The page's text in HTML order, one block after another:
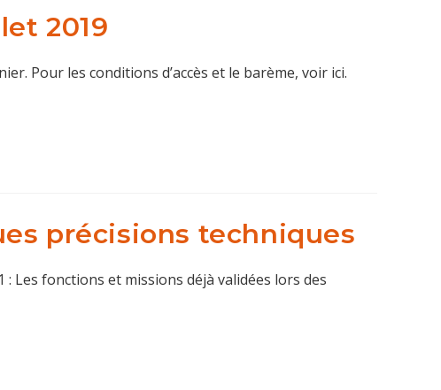
2019
Pour les conditions d’accès et le barème, voir ici.
précisions techniques
Les fonctions et missions déjà validées lors des